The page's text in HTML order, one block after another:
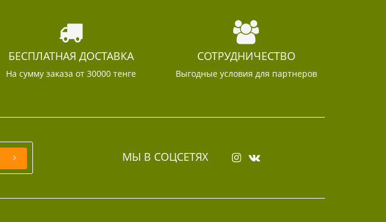
БЕСПЛАТНАЯ ДОСТАВКА
На сумму заказа от 30000 тенге
СОТРУДНИЧЕСТВО
Выгодные условия для партнеров
МЫ В СОЦСЕТЯХ